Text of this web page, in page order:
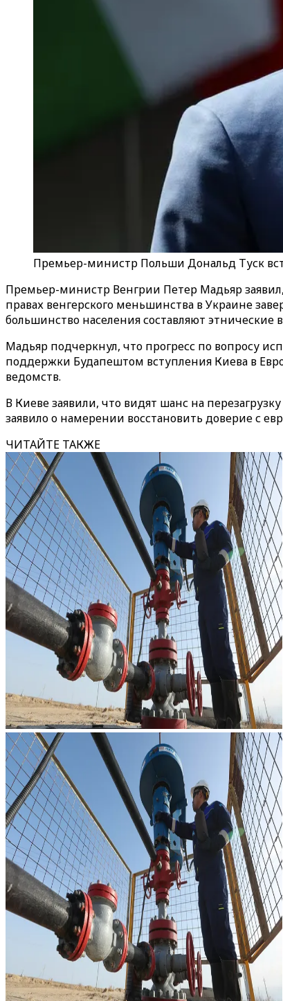
Премьер-министр Польши Дональд Туск
Премьер-министр Венгрии Петер Мадьяр
правах венгерского меньшинства в Украине
большинство населения составляют этнические
Мадьяр подчеркнул, что прогресс по вопросу
поддержки Будапештом вступления Киева в
ведомств.
В Киеве заявили, что видят шанс на
заявило о намерении восстановить доверие с
ЧИТАЙТЕ ТАКЖЕ